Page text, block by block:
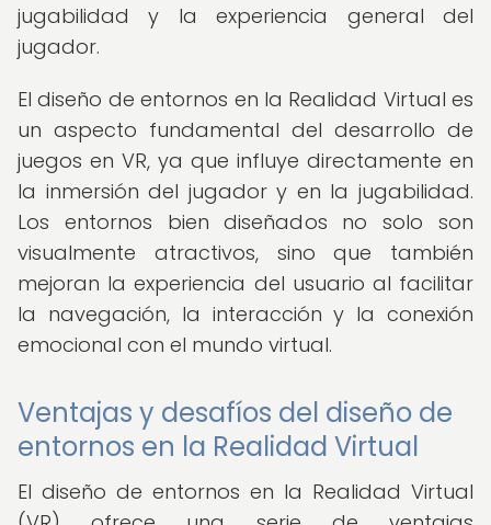
jugabilidad y la experiencia general del
jugador.
El diseño de entornos en la Realidad Virtual es
un aspecto fundamental del desarrollo de
juegos en VR, ya que influye directamente en
la inmersión del jugador y en la jugabilidad.
Los entornos bien diseñados no solo son
visualmente atractivos, sino que también
mejoran la experiencia del usuario al facilitar
la navegación, la interacción y la conexión
emocional con el mundo virtual.
Ventajas y desafíos del diseño de
entornos en la Realidad Virtual
El diseño de entornos en la Realidad Virtual